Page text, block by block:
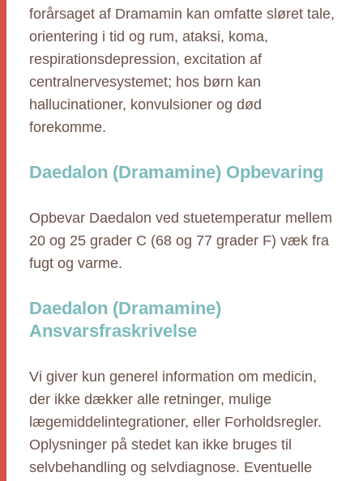
forårsaget af Dramamin kan omfatte sløret tale,
orientering i tid og rum, ataksi, koma,
respirationsdepression, excitation af
centralnervesystemet; hos børn kan
hallucinationer, konvulsioner og død
forekomme.
Daedalon (Dramamine) Opbevaring
Opbevar Daedalon ved stuetemperatur mellem
20 og 25 grader C (68 og 77 grader F) væk fra
fugt og varme.
Daedalon (Dramamine)
Ansvarsfraskrivelse
Vi giver kun generel information om medicin,
der ikke dækker alle retninger, mulige
lægemiddelintegrationer, eller Forholdsregler.
Oplysninger på stedet kan ikke bruges til
selvbehandling og selvdiagnose. Eventuelle